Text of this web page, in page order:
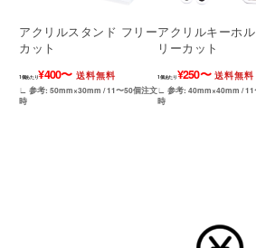
アクリルスタンド フリー
カット
1個あたり¥400〜 送料無料
∟ 参考: 50mm×30mm / 11〜50個注文
時
アクリルキーホ
リーカット
1個あたり¥250〜 送料無料
∟ 参考: 40mm×40mm / 11
時